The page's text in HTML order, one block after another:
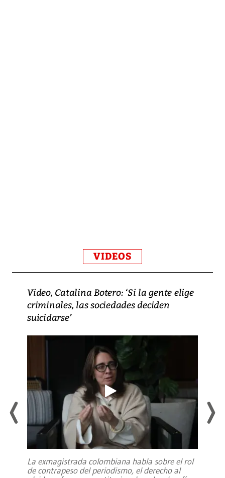
VIDEOS
Video, Catalina Botero: ‘Si la gente elige
criminales, las sociedades deciden
suicidarse’
La exmagistrada colombiana habla sobre el rol
de contrapeso del periodismo, el derecho al